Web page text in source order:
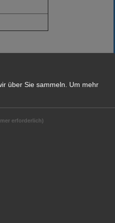
wurde
über Sie sammeln. Um mehr
erforderlich)